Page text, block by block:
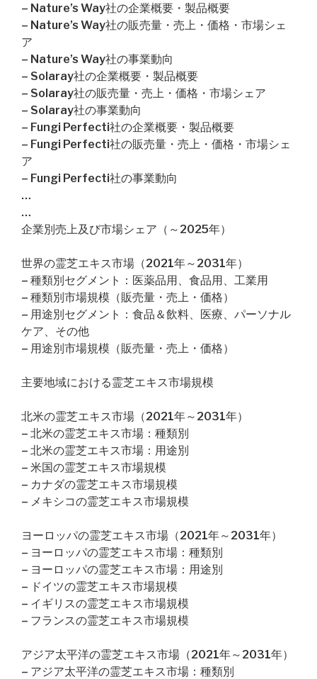
– Nature’s Way社の企業概要・製品概要
– Nature’s Way社の販売量・売上・価格・市場シェ
ア
– Nature’s Way社の事業動向
– Solaray社の企業概要・製品概要
– Solaray社の販売量・売上・価格・市場シェア
– Solaray社の事業動向
– Fungi Perfecti社の企業概要・製品概要
– Fungi Perfecti社の販売量・売上・価格・市場シェ
ア
– Fungi Perfecti社の事業動向
…
…
企業別売上及び市場シェア（～2025年）
世界の霊芝エキス市場（2021年～2031年）
– 種類別セグメント：医薬品用、食品用、工業用
– 種類別市場規模（販売量・売上・価格）
– 用途別セグメント：食品＆飲料、医療、パーソナル
ケア、その他
– 用途別市場規模（販売量・売上・価格）
主要地域における霊芝エキス市場規模
北米の霊芝エキス市場（2021年～2031年）
– 北米の霊芝エキス市場：種類別
– 北米の霊芝エキス市場：用途別
– 米国の霊芝エキス市場規模
– カナダの霊芝エキス市場規模
– メキシコの霊芝エキス市場規模
ヨーロッパの霊芝エキス市場（2021年～2031年）
– ヨーロッパの霊芝エキス市場：種類別
– ヨーロッパの霊芝エキス市場：用途別
– ドイツの霊芝エキス市場規模
– イギリスの霊芝エキス市場規模
– フランスの霊芝エキス市場規模
アジア太平洋の霊芝エキス市場（2021年～2031年）
– アジア太平洋の霊芝エキス市場：種類別